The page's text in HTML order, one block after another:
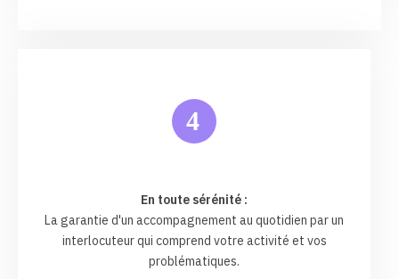
4
En toute sérénité :
La garantie d'un accompagnement au quotidien par un
interlocuteur qui comprend votre activité et vos
problématiques.